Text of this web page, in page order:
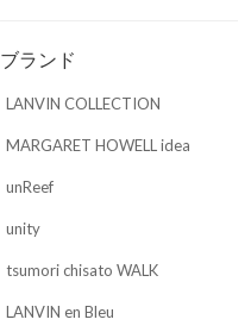
ブランド
LANVIN COLLECTION
MARGARET HOWELL idea
unReef
unity
tsumori chisato WALK
LANVIN en Bleu